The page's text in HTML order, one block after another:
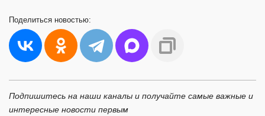
Поделиться новостью:
Подпишитесь на наши каналы и получайте самые важные и
интересные новости первым